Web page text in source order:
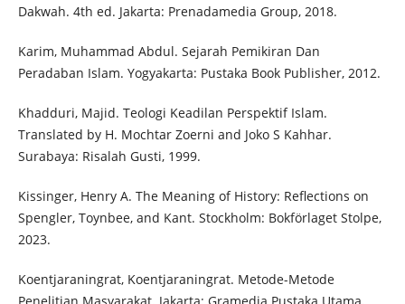
Dakwah. 4th ed. Jakarta: Prenadamedia Group, 2018.
Karim, Muhammad Abdul. Sejarah Pemikiran Dan
Peradaban Islam. Yogyakarta: Pustaka Book Publisher, 2012.
Khadduri, Majid. Teologi Keadilan Perspektif Islam.
Translated by H. Mochtar Zoerni and Joko S Kahhar.
Surabaya: Risalah Gusti, 1999.
Kissinger, Henry A. The Meaning of History: Reflections on
Spengler, Toynbee, and Kant. Stockholm: Bokförlaget Stolpe,
2023.
Koentjaraningrat, Koentjaraningrat. Metode-Metode